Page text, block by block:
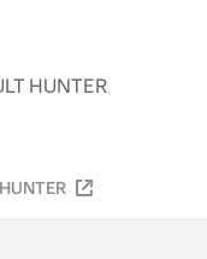
HUNTER